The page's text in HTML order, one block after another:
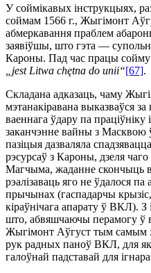
У соймікавых інструкцыях,
соймам 1566 г., Жыгімонт
абмеркавання праблем
заявіў­шы, што гэта —
Кароны. Пад час працы
„jest Litwa chętna do unii“[67].
Складана адказаць, чаму
мэтанакіравана выказваўся
ваеннага ўдару па
заканчэнне вайны з Масквою
пазіцыя дазваляла
рэсурсаў з Кароны, дзеля
Магчыма, жаданне скончыць
рэалізаваць яго не ўдалося
прычынах (гаспадарчы
кіраўнічага апарату ў ВКЛ). З
што, абвяшчаючы перамогу ў
Жыгімонт Аўгуст тым самым
рук радных паноў ВКЛ, для
галоўнай падставай для